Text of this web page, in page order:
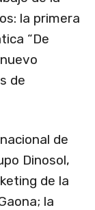
la primera
“De
de
de
Dinosol,
de la
la